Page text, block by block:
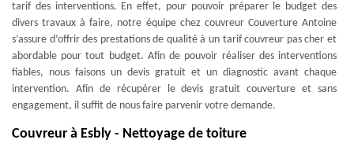
tarif des interventions. En effet, pour pouvoir préparer le budget des
divers travaux à faire, notre équipe chez couvreur Couverture Antoine
s’assure d’offrir des prestations de qualité à un tarif couvreur pas cher et
abordable pour tout budget. Afin de pouvoir réaliser des interventions
fiables, nous faisons un devis gratuit et un diagnostic avant chaque
intervention. Afin de récupérer le devis gratuit couverture et sans
engagement, il suffit de nous faire parvenir votre demande.
Couvreur à Esbly - Nettoyage de toiture